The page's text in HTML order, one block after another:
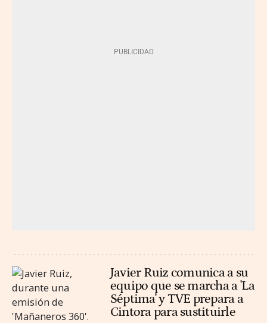
Javier Ruiz comunica a su
equipo que se marcha a 'La
Séptima' y TVE prepara a
Cintora para sustituirle